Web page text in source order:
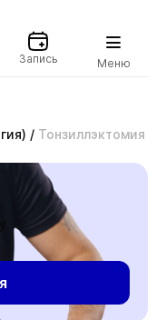
Запись Меню
/ Тонзиллэктомия